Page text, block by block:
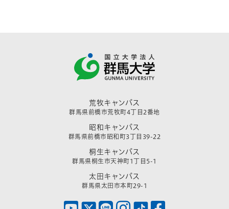
荒牧キャンパス
群馬県前橋市荒牧町4丁目2番地
昭和キャンパス
群馬県前橋市昭和町3丁目39-22
桐生キャンパス
群馬県桐生市天神町1丁目5-1
太田キャンパス
群馬県太田市本町29-1